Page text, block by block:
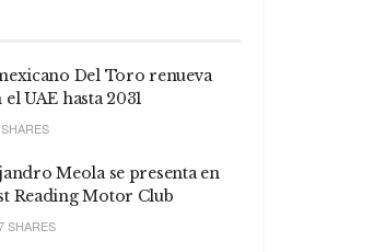
Del Toro renueva
el UAE hasta 2031
Meola se presenta en
Reading Motor Club
SHARES